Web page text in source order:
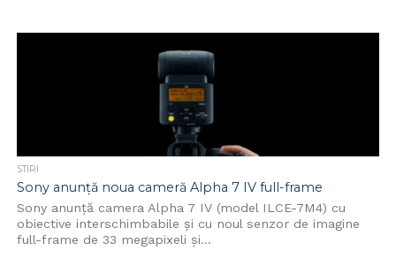
STIRI
Sony anunță noua cameră Alpha 7 IV full-frame
Sony anunță camera Alpha 7 IV (model ILCE-7M4) cu
obiective interschimbabile și cu noul senzor de imagine
full-frame de 33 megapixeli și...